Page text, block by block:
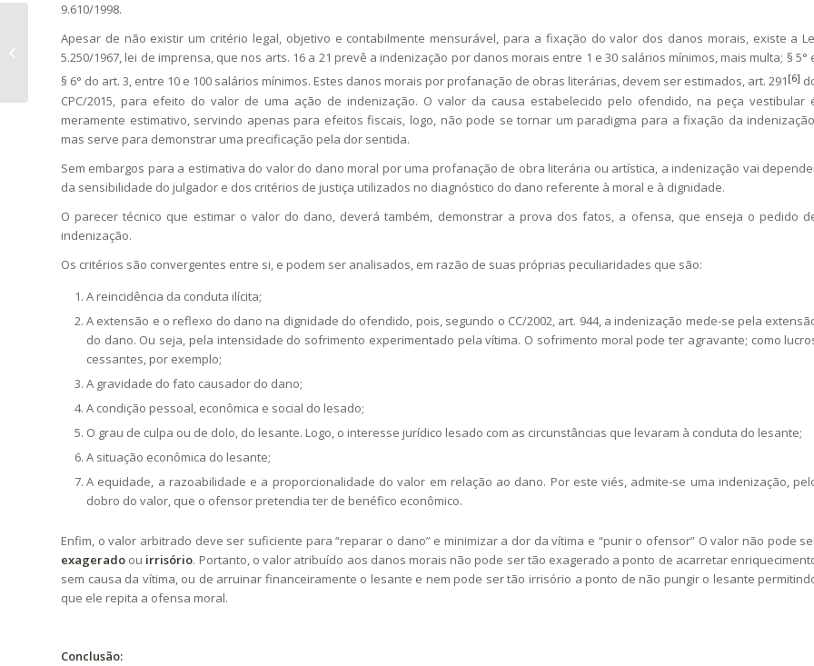
9.610/1998.
Apesar de não existir um critério legal, objetivo e contabilmente mensurável, para a fixação do valor dos danos morais, existe a
5.250/1967, lei de imprensa, que nos arts. 16 a 21 prevê a indenização por danos morais entre 1 e 30 salários mínimos, mais multa; § 5°
§ 6° do art. 3, entre 10 e 100 salários mínimos. Estes danos morais por profanação de obras literárias, devem ser estimados, art. 291 [6]
CPC/2015, para efeito do valor de uma ação de indenização. O valor da causa estabelecido pelo ofendido, na peça vestibular
meramente estimativo, servindo apenas para efeitos fiscais, logo, não pode se tornar um paradigma para a fixação da
mas serve para demonstrar uma precificação pela dor sentida.
Sem embargos para a estimativa do valor do dano moral por uma profanação de obra literária ou artística, a indenização vai
da sensibilidade do julgador e dos critérios de justiça utilizados no diagnóstico do dano referente à moral e à dignidade.
O parecer técnico que estimar o valor do dano, deverá também, demonstrar a prova dos fatos, a ofensa, que enseja o pedido
indenização.
Os critérios são convergentes entre si, e podem ser analisados, em razão de suas próprias peculiaridades que são:
A reincidência da conduta ilícita;
A extensão e o reflexo do dano na dignidade do ofendido, pois, segundo o CC/2002, art. 944, a indenização mede-se pela
do dano. Ou seja, pela intensidade do sofrimento experimentado pela vítima. O sofrimento moral pode ter agravante; como
cessantes, por exemplo;
A gravidade do fato causador do dano;
A condição pessoal, econômica e social do lesado;
O grau de culpa ou de dolo, do lesante. Logo, o interesse jurídico lesado com as circunstâncias que levaram à conduta do lesante;
A situação econômica do lesante;
A equidade, a razoabilidade e a proporcionalidade do valor em relação ao dano. Por este viés, admite-se uma indenização,
dobro do valor, que o ofensor pretendia ter de benéfico econômico.
Enfim, o valor arbitrado deve ser suficiente para “reparar o dano” e minimizar a dor da vítima e “punir o ofensor” O valor não pode
exagerado ou irrisório. Portanto, o valor atribuído aos danos morais não pode ser tão exagerado a ponto de acarretar
sem causa da vítima, ou de arruinar financeiramente o lesante e nem pode ser tão irrisório a ponto de não pungir o lesante
que ele repita a ofensa moral.
Conclusão:
O Contador e suas Possíveis
Contribuições para a Justiça